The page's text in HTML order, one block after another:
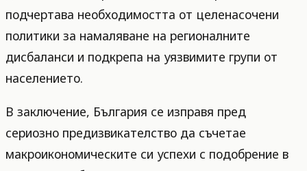
подчертава необходимостта от целенасочени
политики за намаляване на регионалните
дисбаланси и подкрепа на уязвимите групи от
населението.
В заключение, България се изправя пред
сериозно предизвикателство да съчетае
макроикономическите си успехи с подобрение в